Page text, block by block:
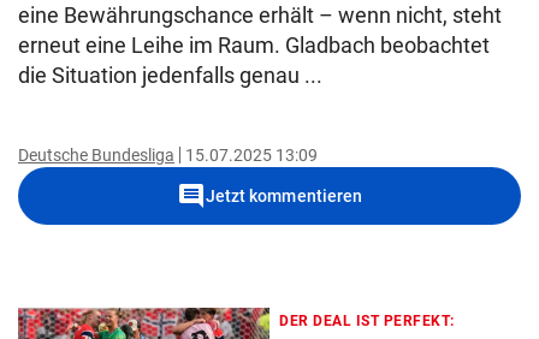
eine Bewährungschance erhält – wenn nicht, steht
erneut eine Leihe im Raum. Gladbach beobachtet
die Situation jedenfalls genau ...
Deutsche Bundesliga 15.07.2025 13:09
commentJetzt kommentieren
DER DEAL IST PERFEKT: